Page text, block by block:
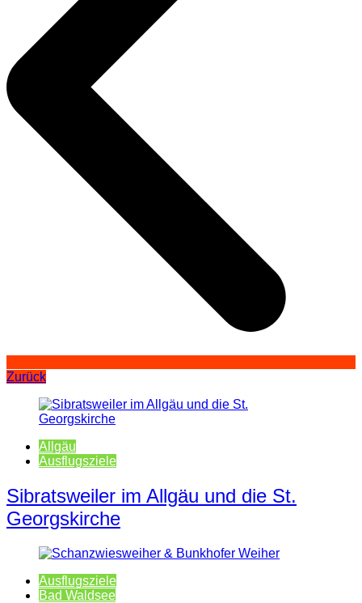
Zurück
Allgäu
Ausflugsziele
Sibratsweiler im Allgäu und die St.
Georgskirche
Ausflugsziele
Bad Waldsee